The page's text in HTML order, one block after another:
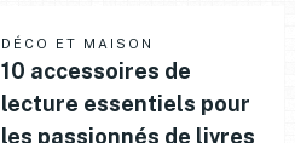
DÉCO ET MAISON
10 accessoires de
lecture essentiels pour
les passionnés de livres